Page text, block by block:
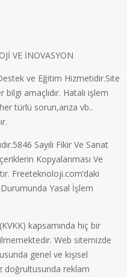
VE İNOVASYON
ve Eğitim Hizmetidir.Site
amaçlıdır. Hatalı işlem
türlü sorun,arıza vb..
Sayılı Fikir Ve Sanat
Kopyalanması Ve
Freeteknoloji.com’daki
Durumunda Yasal İşlem
kapsamında hiç bir
Web sitemizde
genel ve kişisel
doğrultusunda reklam